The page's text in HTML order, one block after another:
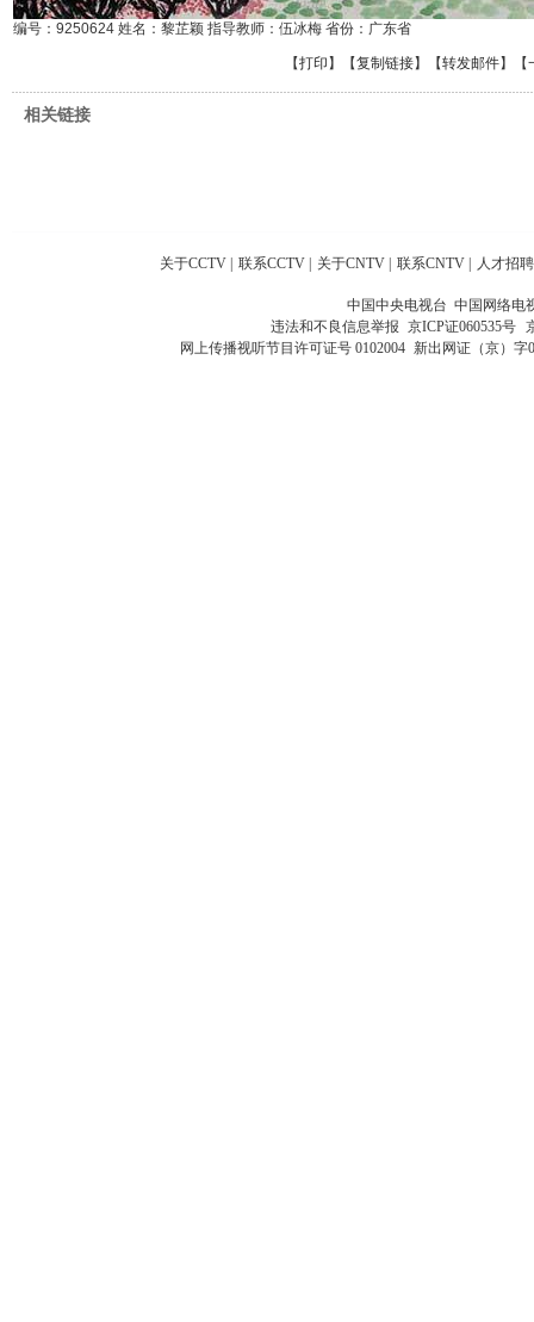
编号：9250624 姓名：黎芷颖 指导教师：伍冰梅 省份：广东省
【打印 】【复制链接】【转发邮件】
相关链接
关于CCTV 联系CCTV 关于CNTV 联系CNTV 人才招聘
中国中央电视台 中国网络电
违法和不良信息举报 京ICP证060535号
网上传播视听节目许可证号 0102004 新出网证（京）